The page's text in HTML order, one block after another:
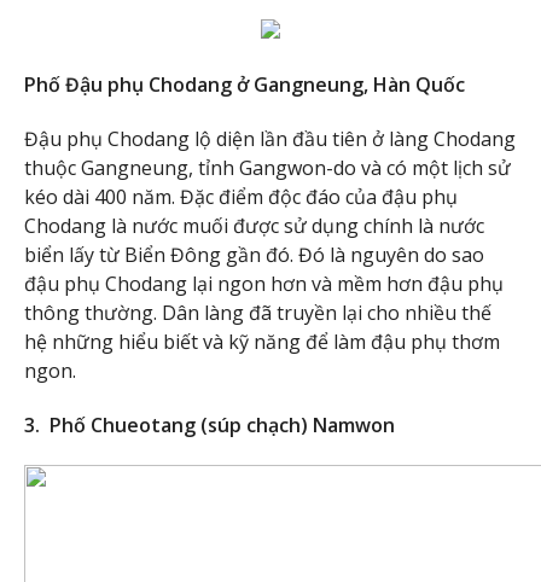
Phố Đậu phụ Chodang ở Gangneung, Hàn Quốc
Đậu phụ Chodang lộ diện lần đầu tiên ở làng Chodang
thuộc Gangneung, tỉnh Gangwon-do và có một lịch sử
kéo dài 400 năm. Đặc điểm độc đáo của đậu phụ
Chodang là nước muối được sử dụng chính là nước
biển lấy từ Biển Đông gần đó. Đó là nguyên do sao
đậu phụ Chodang lại ngon hơn và mềm hơn đậu phụ
thông thường. Dân làng đã truyền lại cho nhiều thế
hệ những hiểu biết và kỹ năng để làm đậu phụ thơm
ngon.
3. Phố Chueotang (súp chạch) Namwon